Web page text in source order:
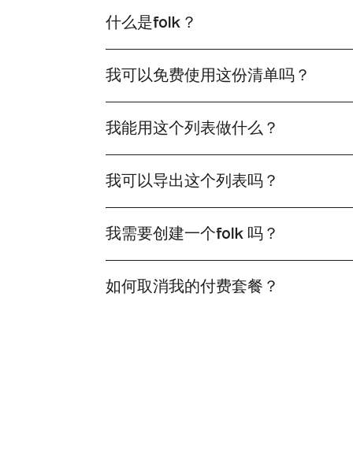
什么是folk？
我可以免费使用这份清单吗？
我能用这个列表做什么？
我可以导出这个列表吗？
我需要创建一个folk 吗？
如何取消我的付费套餐？